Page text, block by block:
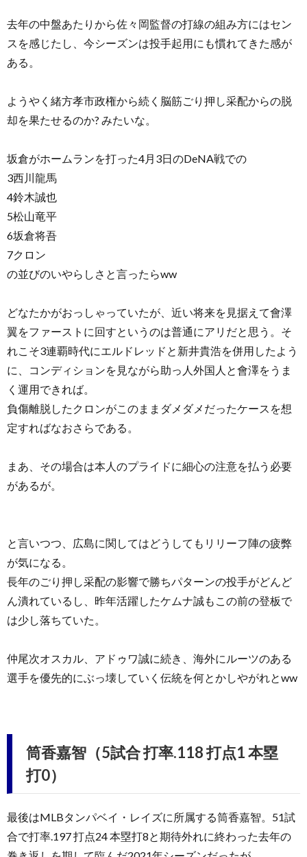
去年の中盤あたりから佐々岡監督の打線の組み方にはセン
スを感じたし、今シーズンは投手起用にも慣れてきた感が
ある。
ようやく緒方孝市政権から続く脳筋ごり押し采配からの脱
却を果たせるのか? みたいな。
坂倉がホームランを打った4月3日のDeNA戦での
3西川龍馬
4鈴木誠也
5松山竜平
6坂倉将吾
7クロン
の並びのいやらしさと言ったらww
どなたかがおっしゃっていたが、近い将来を見据えて會澤
翼をファーストに回すというのは普通にアリだと思う。そ
れこそ3連覇時代にエルドレッドと新井貴浩を併用したよう
に、コンディションを見ながら助っ人外国人と會澤をうま
く運用できれば。
負傷離脱したクロンがこのままダメダメだったケースを想
定すればなおさらである。
まあ、その場合は本人のプライドに細心の注意を払う必要
があるが。
と言いつつ、広島に関してはどうしてもリリーフ陣の疲弊
が気になる。
長年のごり押し采配の影響で勝ちパターンの投手がどんど
ん潰れているし、昨年活躍したケムナ誠もこの前の登板で
は少し落ちていた。
仲尾次オスカル、アドゥワ誠に続き、海外にルーツのある
選手を優先的にぶっ壊していく伝統を何とかしやがれとww
筒香嘉智（5試合 打率.118 打点1 本塁
打0）
最後はMLBタンパベイ・レイズに所属する筒香嘉智。51試
合で打率.197 打点24 本塁打8と期待外れに終わった去年の